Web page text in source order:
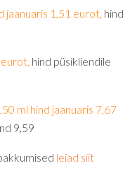
1,51 eurot, hind
hind püsikliendile
ml hind jaanuaris 7,67
9,59
leiad siit